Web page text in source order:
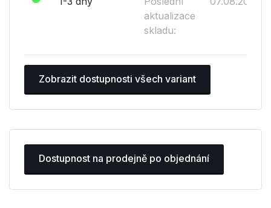
aktualizace
skladu:
Zobrazit dostupnosti všech variant
Dostupnost na prodejně po objednání